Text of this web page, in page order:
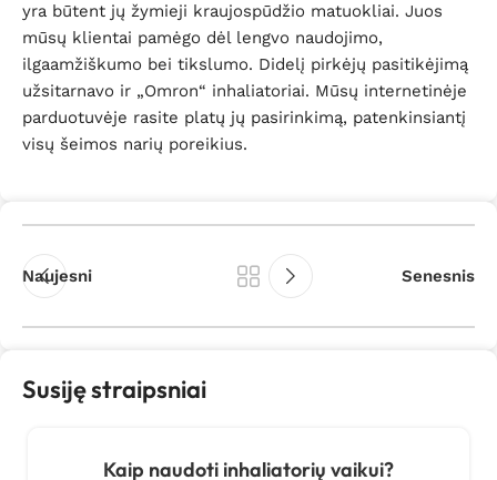
yra būtent jų žymieji kraujospūdžio matuokliai. Juos
mūsų klientai pamėgo dėl lengvo naudojimo,
ilgaamžiškumo bei tikslumo. Didelį pirkėjų pasitikėjimą
užsitarnavo ir „Omron“ inhaliatoriai. Mūsų internetinėje
parduotuvėje rasite platų jų pasirinkimą, patenkinsiantį
visų šeimos narių poreikius.
Naujesni Senesnis
Susiję straipsniai
Kaip naudoti inhaliatorių vaikui?